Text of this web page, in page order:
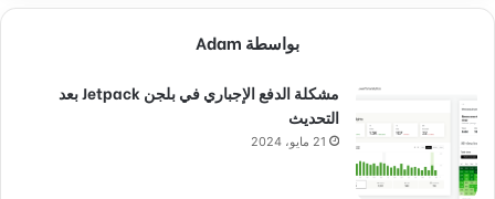
بواسطة Adam
مشكلة الدفع الإجباري في بلجن Jetpack بعد
التحديث
21 مايو، 2024